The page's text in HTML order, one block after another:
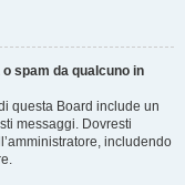
spam da qualcuno in
questa Board include un
messaggi. Dovresti
includendo